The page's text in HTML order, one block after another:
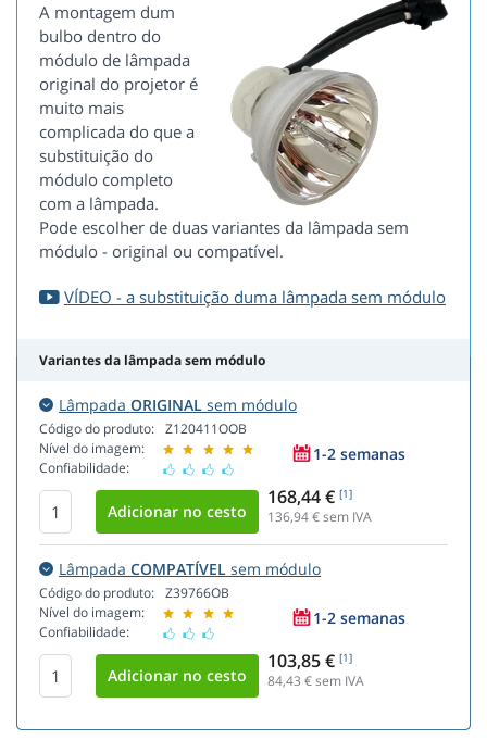
A montagem dum
bulbo dentro do
módulo de lâmpada
original do projetor é
muito mais
complicada do que a
substituição do
módulo completo
com a lâmpada.
Pode escolher de duas variantes da lâmpada sem
módulo - original ou compatível.
VÍDEO - a substituição duma lâmpada sem módulo
Variantes da lâmpada sem módulo
Lâmpada ORIGINAL sem módulo
Código do produto:
Nível do imagem:
Confiabilidade:
Z120411OOB
1-2 semanas
168,44 € [1]
136,94€ sem IVA
Lâmpada COMPATÍVEL sem módulo
Código do produto:
Nível do imagem:
Confiabilidade:
Z39766OB
1-2 semanas
103,85 € [1]
84,43 € sem IVA